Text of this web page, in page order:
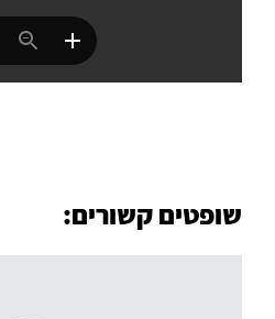
שופטים קשורים: